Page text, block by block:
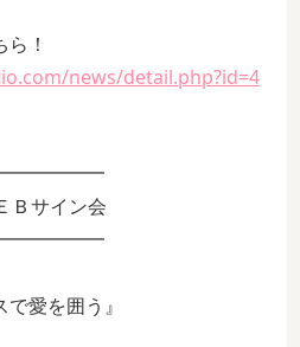
！
news/detail.php?id=4
Ｂサイン会
愛を囲う』